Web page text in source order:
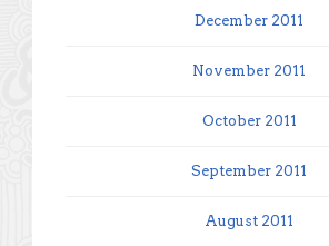
December 2011
November 2011
October 2011
September 2011
August 2011